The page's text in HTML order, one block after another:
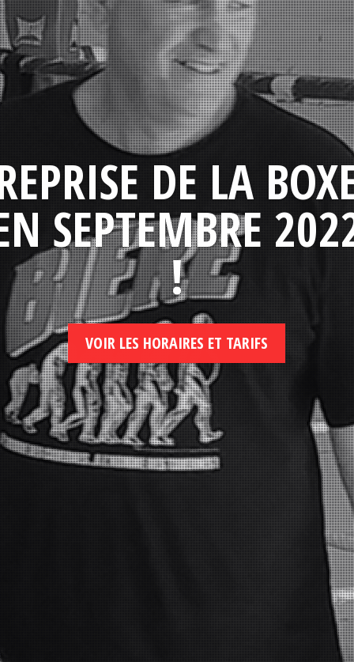
DE LA
SEPTEMBRE
!
VOIR LES HORAIRES ET TARIFS